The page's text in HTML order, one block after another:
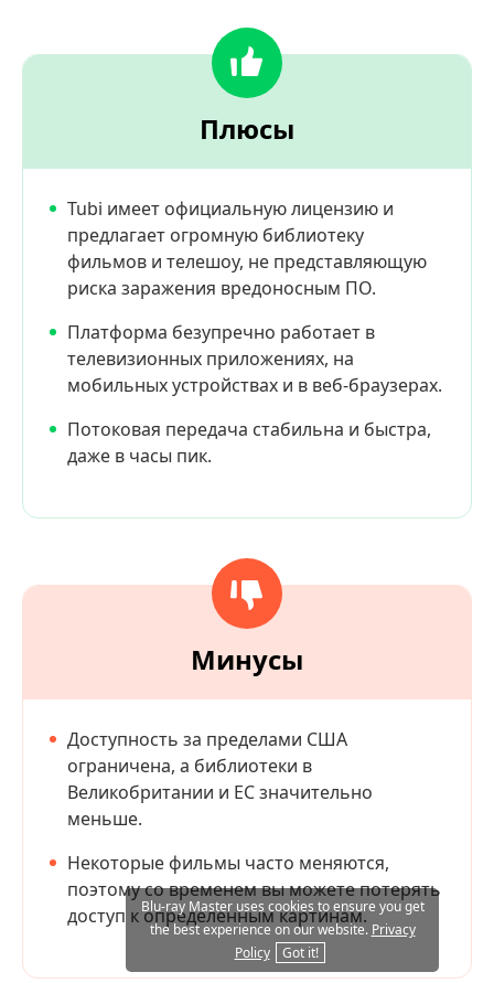
Плюсы
Tubi имеет официальную лицензию и
предлагает огромную библиотеку
фильмов и телешоу, не представляющую
риска заражения вредоносным ПО.
Платформа безупречно работает в
телевизионных приложениях, на
мобильных устройствах и в веб-браузерах.
Потоковая передача стабильна и быстра,
даже в часы пик.
Минусы
Доступность за пределами США
ограничена, а библиотеки в
Великобритании и ЕС значительно
меньше.
Некоторые фильмы часто меняются,
поэтому со временем вы можете потерять
доступ к определенным картинам.
Blu-ray Master uses cookies to ensure you get
the best experience on our website. Privacy
Policy
Got it!